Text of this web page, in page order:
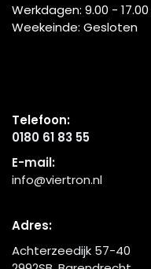
Werkdagen: 9.00 - 17.00
Weekeinde: Gesloten
Telefoon:
0180 61 83 55
E-mail:
info@viertron.nl
Adres:
Achterzeedijk 57-40